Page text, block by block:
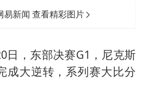
向鹏0-3不敌张本智和
DeepSeek投资宇树科技意味什么
公司“上四休三”但要降薪1000元
易新闻 查看精彩图片
日，东部决赛G1，尼克斯
成大逆转，系列赛大比分